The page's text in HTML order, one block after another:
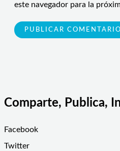
este navegador para la
Comparte, Publica,
Facebook
Twitter